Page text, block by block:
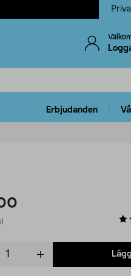
Erbjudanden